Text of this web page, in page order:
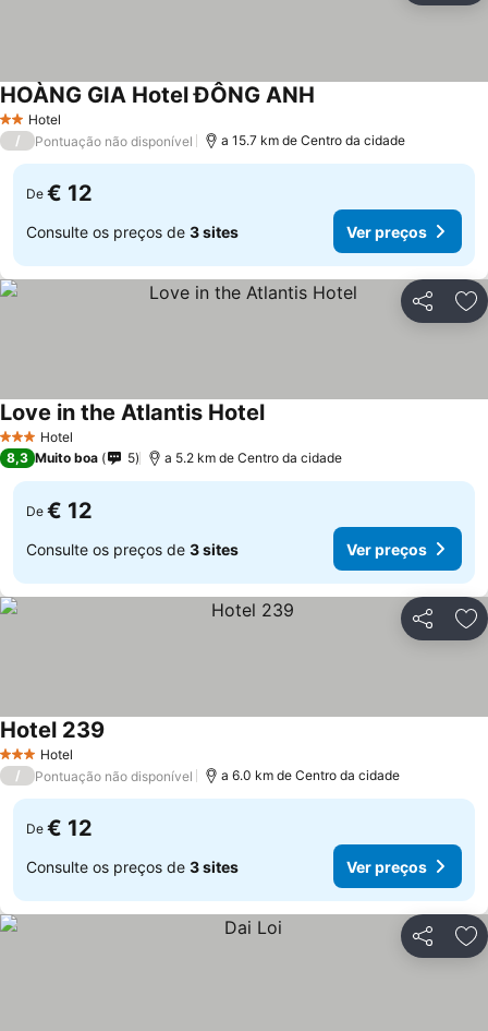
2 Estrelas
Hotel
HOÀNG GIA Hotel ĐÔNG ANH
/ Pontuação não disponível a 15.7 km de Centro da cidade
De € 12
Consulte os preços de 3 sites Ver preços
Partilhar
3 EstrelasHotel
Love in the Atlantis HotelVer preços
8,3 Muito boa 5 a 5.2 km de Centro da cidade
De € 12
Consulte os preços de 3 sites Ver preços
Partilhar
3 EstrelasHotel
Hotel 239
/ Pontuação não disponível a 6.0 km de Centro da cidade
De € 12
Consulte os preços de 3 sites Ver preços
Partilhar